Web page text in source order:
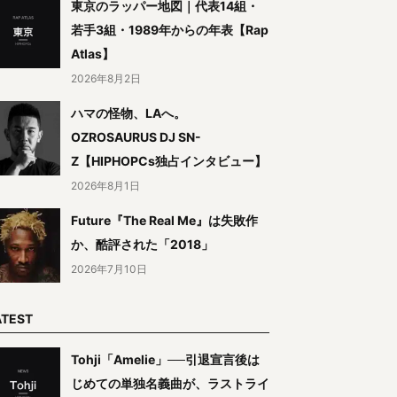
東京のラッパー地図｜代表14組・
若手3組・1989年からの年表【Rap
Atlas】
2026年8月2日
ハマの怪物、LAへ。
OZROSAURUS DJ SN-
Z【HIPHOPCs独占インタビュー】
2026年8月1日
Future『The Real Me』は失敗作
か、酷評された「2018」
2026年7月10日
Tohji「Amelie」──引退宣言後は
じめての単独名義曲が、ラストライ